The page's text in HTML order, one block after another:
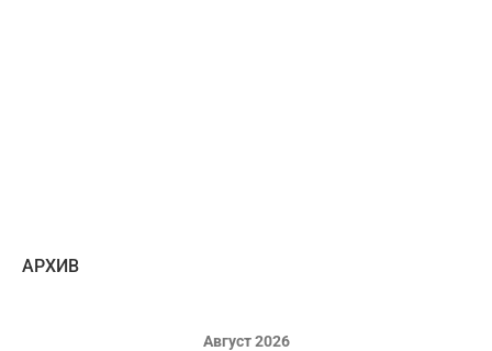
AРХИВ
Август 2026